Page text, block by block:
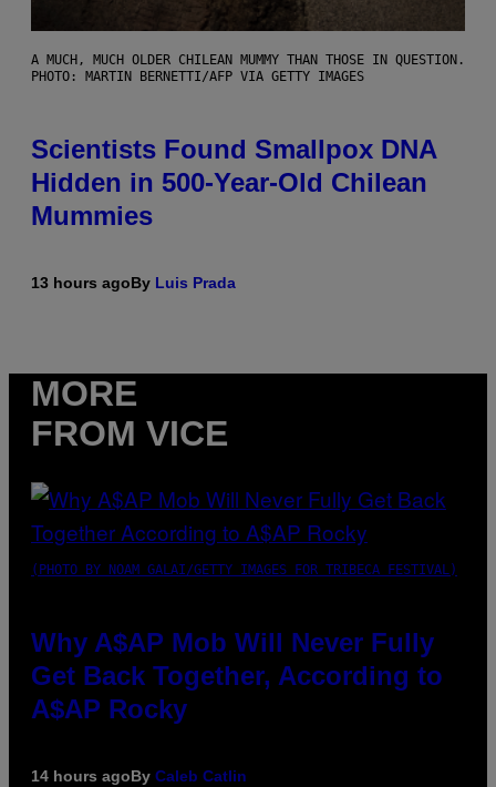
A MUCH, MUCH OLDER CHILEAN MUMMY THAN THOSE IN QUESTION.
PHOTO: MARTIN BERNETTI/AFP VIA GETTY IMAGES
Scientists Found Smallpox DNA
Hidden in 500-Year-Old Chilean
Mummies
13 hours agoBy Luis Prada
MORE
FROM VICE
(PHOTO BY NOAM GALAI/GETTY IMAGES FOR TRIBECA FESTIVAL)
Why A$AP Mob Will Never Fully
Get Back Together, According to
A$AP Rocky
14 hours agoBy Caleb Catlin